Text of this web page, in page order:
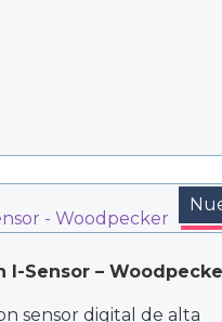
I-Sensor –
sensor digital de alta